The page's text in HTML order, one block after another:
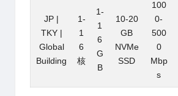
JP |
TKY |
Global
Building
1-
1
6
核
1-
1
6
G
B
10-20
GB
NVMe
SSD
100
0-
500
0
Mbp
s